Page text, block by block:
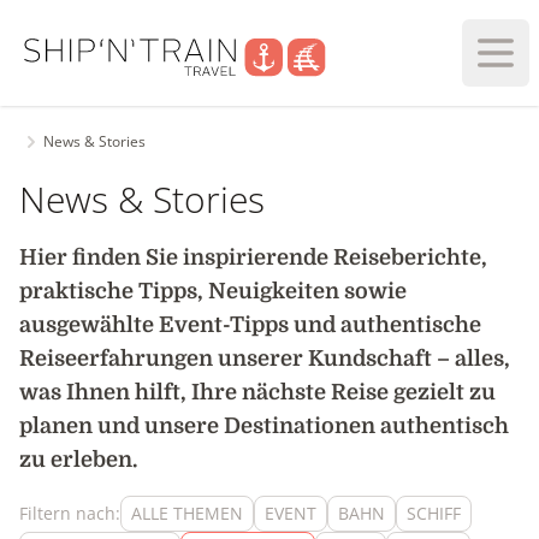
News & Stories
News & Stories
Hier finden Sie inspirierende Reiseberichte,
praktische Tipps, Neuigkeiten sowie
ausgewählte Event-Tipps und authentische
Reiseerfahrungen unserer Kundschaft – alles,
was Ihnen hilft, Ihre nächste Reise gezielt zu
planen und unsere Destinationen authentisch
zu erleben.
Filtern nach: ALLE THEMEN EVENT BAHN
SCHIFF